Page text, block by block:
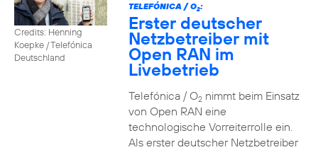
Credits: Henning
Koepke / Telefónica
Deutschland
TELEFÓNICA / O2:
Erster deutscher
Netzbetreiber mit
Open RAN im
Livebetrieb
Telefónica / O2nimmt beim Einsatz
von Open RAN eine
technologische Vorreiterrolle ein.
Als erster deutscher Netzbetreiber